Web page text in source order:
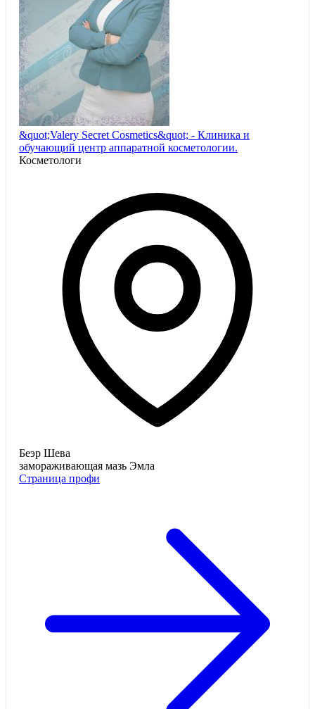
&quot;Valery Secret Cosmetics&quot; - Клиника и
обучающий центр аппаратной косметологии.
Косметологи
Беэр Шева
замораживающая мазь Эмла
Страница профи